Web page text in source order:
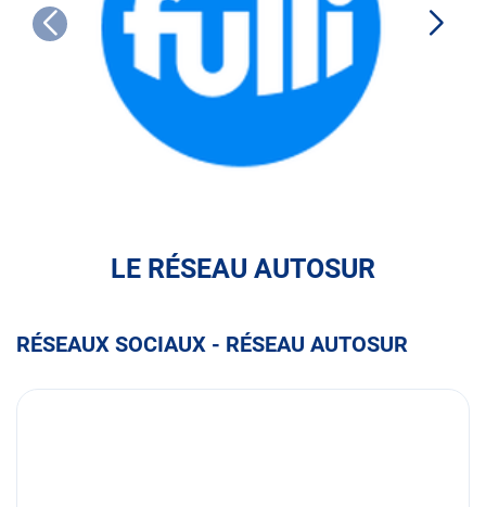
LE RÉSEAU AUTOSUR
RÉSEAUX SOCIAUX - RÉSEAU AUTOSUR